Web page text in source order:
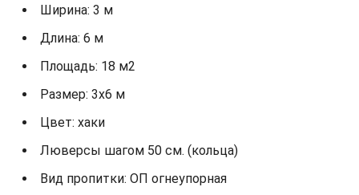
Ширина: 3 м
Длина: 6 м
Площадь: 18 м2
Размер: 3х6 м
Цвет: хаки
Люверсы шагом 50 см. (кольца)
Вид пропитки: ОП огнеупорная